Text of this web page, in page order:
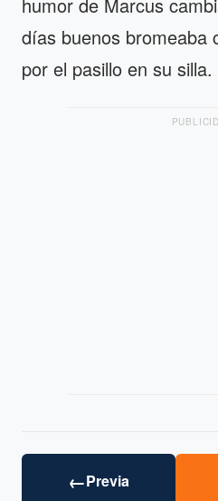
días buenos bromeaba
por el pasillo en su silla.
←Previa